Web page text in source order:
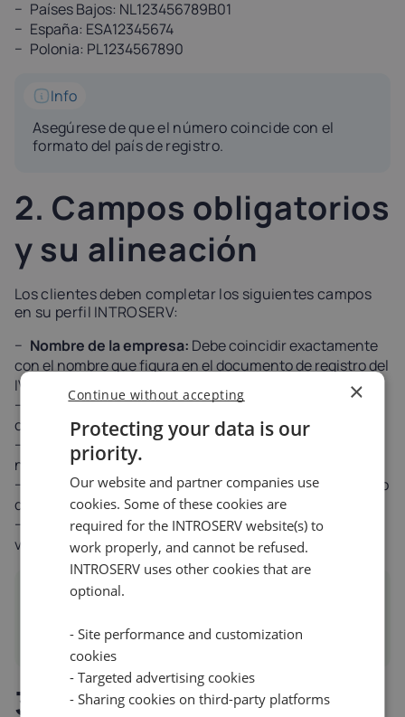
Países Bajos: NL123456789B01
España: ESA12345674
Polonia: PL1234567890
Info
Asegúrese de que el número coincide con el
formato del país de registro.
2. Campos obligatorios
y su alineación
Los clientes deben completar los siguientes campos
en su perfil INTROSERV:
Nombre de la empresa: Debe coincidir exactamente
con el nombre que figura en el documento de registro del
IVA
Dirección (Código postal, Ciudad, Dirección):
coincidir con la dirección en el registro de IVA.
Número de IVA: Debe ser válido y estar registrado a
nombre de la empresa especificada.
Debe coincidir con el código de país en el número
de IVA.
Número de registro: si está disponible, debe
verificarse su coherencia.
Tip
se agilizará el proceso de verificación.
3. Proceso de
×
Protecting your data is our
priority.
Our website and partner companies use
cookies. Some of these cookies are
required for the INTROSERV website(s) to
work properly, and cannot be refused.
INTROSERV uses other cookies that are
optional.
- Site performance and customization
cookies
- Targeted advertising cookies
- Sharing cookies on third-party platforms
Continue without accepting